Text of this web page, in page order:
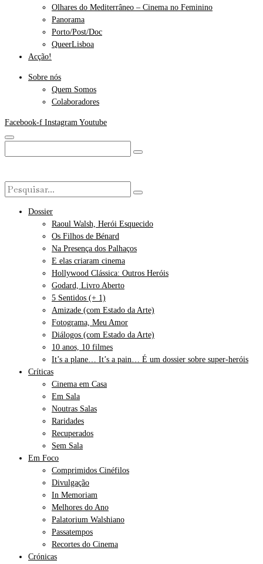
Olhares do Mediterrâneo – Cinema no Feminino
Panorama
Porto/Post/Doc
QueerLisboa
Acção!
Sobre nós
Quem Somos
Colaboradores
Facebook-f Instagram Youtube
Dossier
Raoul Walsh, Herói Esquecido
Os Filhos de Bénard
Na Presença dos Palhaços
E elas criaram cinema
Hollywood Clássica: Outros Heróis
Godard, Livro Aberto
5 Sentidos (+ 1)
Amizade (com Estado da Arte)
Fotograma, Meu Amor
Diálogos (com Estado da Arte)
10 anos, 10 filmes
It’s a plane… It’s a pain… É um dossier sobre super-heróis
Críticas
Cinema em Casa
Em Sala
Noutras Salas
Raridades
Recuperados
Sem Sala
Em Foco
Comprimidos Cinéfilos
Divulgação
In Memoriam
Melhores do Ano
Palatorium Walshiano
Passatempos
Recortes do Cinema
Crónicas